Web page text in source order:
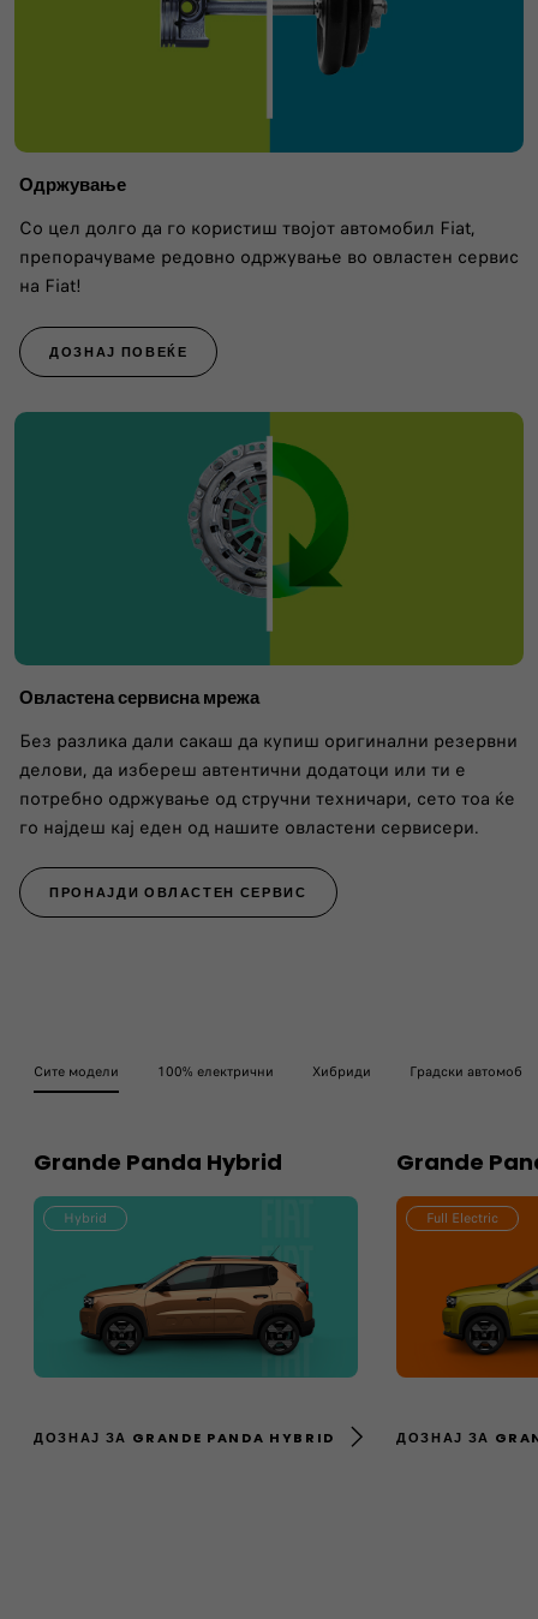
Одржување
Со цел долго да го користиш твојот автомобил Fiat,
препорачуваме редовно одржување во овластен сервис
на Fiat!
ДОЗНАЈ ПОВЕЌЕ
Овластена сервисна мрежа
Без разлика дали сакаш да купиш оригинални резервни
делови, да избереш автентични додатоци или ти е
потребно одржување од стручни техничари, сето тоа ќе
го најдеш кај еден од нашите овластени сервисери.
ПРОНАЈДИ ОВЛАСТЕН СЕРВИС
Сите модели 100% електрични Хибриди Градски
Grande Panda Hybrid
Hybrid
ДОЗНАЈ ЗА GRANDE PANDA HYBRID
Grande
Full Electric
ДОЗНАЈ ЗА